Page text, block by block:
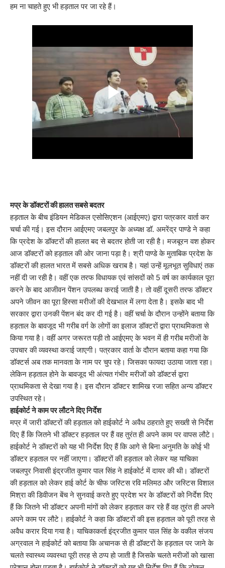
हम ना चाहते हुए भी हड़ताल पर जा रहे हैं।
मप्र के डॉक्टरों की हालत सबसे बदतर
हड़ताल के बीच इंडियन मेडिकल एसोसिएशन (आईएमए) द्वारा पत्रकार वार्ता कर
चर्चा की गई। इस दौरान आईएमए जबलपुर के अध्यक्ष डॉ. अमरेंद्र पाण्डे ने कहा
कि प्रदेश के डॉक्टरों की हालत बद से बदतर होती जा रही है। मजबूरन वश होकर
आज डॉक्टरों को हड़ताल की ओर जाना पड़ा है। श्री पाण्डे के मुताबिक प्रदेश के
डॉक्टरों की हालत भारत में सबसे अधिक खराब है। यहां उन्हें मूलभूत सुविधाएं तक
नहीं दी जा रही है। वहीं एक तरफ विधायक एवं सांसदों को 5 वर्ष का कार्यकाल पूरा
करने के बाद आजीवन पेंशन उपलब्ध कराई जाती है। तो वहीं दूसरी तरफ डॉक्टर
अपने जीवन का पूरा हिस्सा मरीजों की देखभाल में लगा देता है। इसके बाद भी
सरकार द्वारा उनकी पेंशन बंद कर दी गई है। वहीं चर्चा के दौरान उन्होंने बताया कि
हड़ताल के बावजूद भी गरीब वर्ग के लोगों का इलाज डॉक्टरों द्वारा प्राथमिकता से
किया गया है। वहीं अगर जरूरत पड़ी तो आईएमए के भवन में ही गरीब मरीजों के
उपचार की व्यवस्था कराई जाएगी। पत्रकार वार्ता के दौरान बताया कहा गया कि
डॉक्टर्स अब तक मानवता के नाम पर चुप रहे। जिसका फायदा उठाया जाता रहा।
लेकिन हड़ताल होने के बावजूद भी अंत्यत गंभीर मरीजों को डॉक्टर्स द्वारा
प्राथमिकता से देखा गया है। इस दौरान डॉक्टर शामिख रजा सहित अन्य डॉक्टर
उपस्थित रहे।
हाईकोर्ट ने काम पर लौटने दिए निर्देश
मप्र में जारी डॉक्टरों की हड़ताल को हाईकोर्ट ने अवैध ठहराते हुए सख्ती से निर्देश
दिए हैं कि जितने भी डॉक्टर हड़ताल पर हैं वह तुरंत ही अपने काम पर वापस लौटे।
हाईकोर्ट ने डॉक्टरों को यह भी निर्देश दिए हैं कि आगे से बिना अनुमति के कोई भी
डॉक्टर हड़ताल पर नहीं जाएगा। डॉक्टरों की हड़ताल को लेकर यह याचिका
जबलपुर निवासी इंद्रजीत कुमार पाल सिंह ने हाईकोर्ट में दायर की थी। डॉक्टरों
की हड़ताल को लेकर हाई कोर्ट के चीफ जस्टिस रवि मलिमठ और जस्टिस विशाल
मिश्रा की डिवीजन बेंच ने सुनवाई करते हुए प्रदेश भर के डॉक्टरों को निर्देश दिए
हैं कि जितने भी डॉक्टर अपनी मांगों को लेकर हड़ताल कर रहे हैं वह तुरंत ही अपने
अपने काम पर लौटे। हाईकोर्ट ने कहा कि डॉक्टरों की इस हड़ताल को पूरी तरह से
अवैध करार दिया गया है। याचिकाकर्ता इंद्रजीत कुमार पाल सिंह के वकील संजय
अग्रवाल ने हाईकोर्ट को बताया कि अचानक से ही डॉक्टरों के हड़ताल पर जाने के
चलते स्वास्थ्य व्यवस्था पूरी तरह से ठप्प हो जाती है जिसके चलते मरीजों को खासा